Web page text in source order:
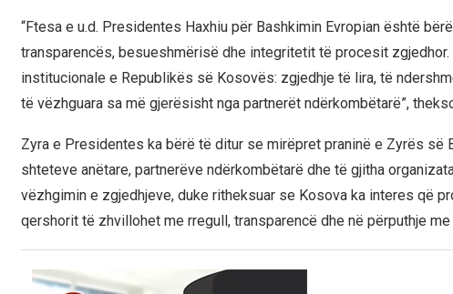
“Ftesa e u.d. Presidentes Haxhiu për Bashkimin Evropian është
transparencës, besueshmërisë dhe integritetit të procesit
institucionale e Republikës së Kosovës: zgjedhje të lira, të
të vëzhguara sa më gjerësisht nga partnerët ndërkombëtarë”,
Zyra e Presidentes ka bërë të ditur se mirëpret praninë e Zyrës së
shteteve anëtare, partnerëve ndërkombëtarë dhe të gjitha
vëzhgimin e zgjedhjeve, duke ritheksuar se Kosova ka interes që
qershorit të zhvillohet me rregull, transparencë dhe në përputhje